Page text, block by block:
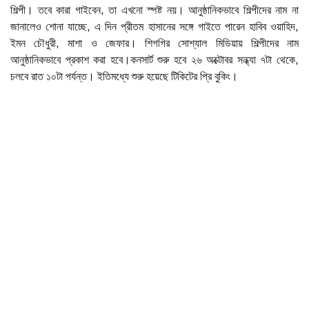
শিল্পী। তবে কারা গাইবেন, তা এখনো স্পষ্ট নয়। আনুষ্ঠানিকভাবে শিল্পীদের নাম না
জানালেও শোনা যাচ্ছে, এ দিন প্রীতম হাসানের সঙ্গে গাইতে পারেন হাবিব ওয়াহিদ,
ইমন চৌধুরী, মাশা ও জেফার। শিগগির সোশ্যাল মিডিয়ায় শিল্পীদের নাম
আনুষ্ঠানিকভাবে প্রকাশ করা হবে।কনসার্ট শুরু হবে ২৬ অক্টোবর সন্ধ্যা ৭টা থেকে,
চলবে রাত ১০টা পর্যন্ত। ইতিমধ্যে শুরু হয়েছে টিকিটের প্রি বুকিং।